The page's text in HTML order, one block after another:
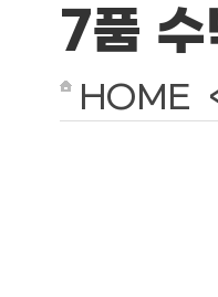
7품 수
HOME